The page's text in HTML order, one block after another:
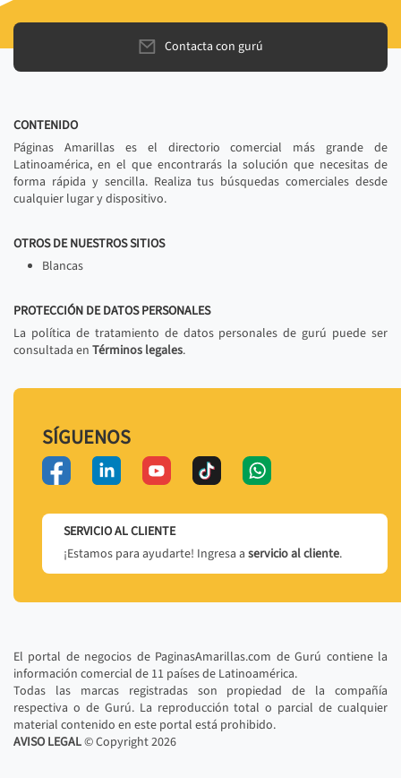
Contacta con gurú
CONTENIDO
Páginas Amarillas es el directorio comercial más grande de
Latinoamérica, en el que encontrarás la solución que necesitas de
forma rápida y sencilla. Realiza tus búsquedas comerciales desde
cualquier lugar y dispositivo.
OTROS DE NUESTROS SITIOS
Blancas
PROTECCIÓN DE DATOS PERSONALES
La política de tratamiento de datos personales de gurú puede ser
consultada en Términos legales.
SÍGUENOS
SERVICIO AL CLIENTE
¡Estamos para ayudarte! Ingresa a servicio al cliente.
El portal de negocios de PaginasAmarillas.com de Gurú contiene la
información comercial de 11 países de Latinoamérica.
Todas las marcas registradas son propiedad de la compañía
respectiva o de Gurú. La reproducción total o parcial de cualquier
material contenido en este portal está prohibido.
AVISO LEGAL© Copyright2026